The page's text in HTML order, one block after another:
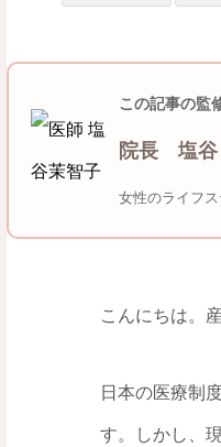
この記事の監
院長 塩谷
女性のライフ
こんにちは。
日本の医療制
す。しかし、